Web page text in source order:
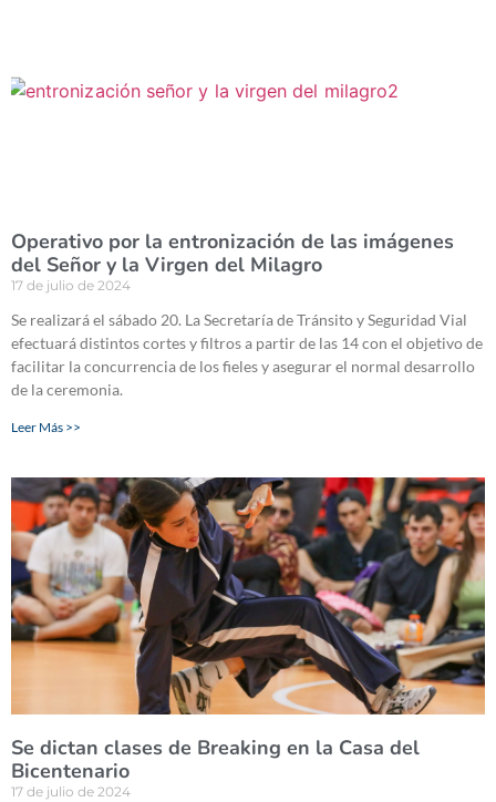
Operativo por la entronización de las imágenes
del Señor y la Virgen del Milagro
17 de julio de 2024
Se realizará el sábado 20. La Secretaría de Tránsito y Seguridad Vial
efectuará distintos cortes y filtros a partir de las 14 con el objetivo de
facilitar la concurrencia de los fieles y asegurar el normal desarrollo
de la ceremonia.
Leer Más >>
Se dictan clases de Breaking en la Casa del
Bicentenario
17 de julio de 2024